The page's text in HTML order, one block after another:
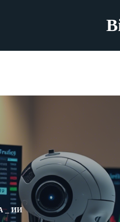
ИИ